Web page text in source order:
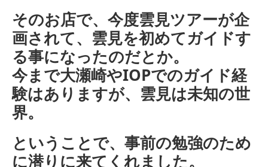
そのお店で、今度雲見ツアーが企
画されて、雲見を初めてガイドす
る事になったのだとか。
今まで大瀬崎やIOPでのガイド経
験はありますが、雲見は未知の世
界。
ということで、事前の勉強のため
に潜りに来てくれました。